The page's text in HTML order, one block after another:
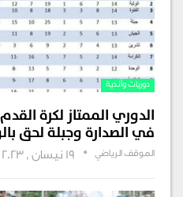
دوريات وأندية
في الصدارة وجبلة لحق
الموقف الرياضي 19 نيسان , 2023